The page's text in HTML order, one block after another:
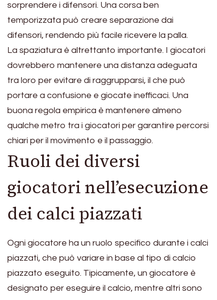
sorprendere i difensori. Una corsa ben
temporizzata può creare separazione dai
difensori, rendendo più facile ricevere la palla.
La spaziatura è altrettanto importante. I giocatori
dovrebbero mantenere una distanza adeguata
tra loro per evitare di raggrupparsi, il che può
portare a confusione e giocate inefficaci. Una
buona regola empirica è mantenere almeno
qualche metro tra i giocatori per garantire percorsi
chiari per il movimento e il passaggio.
Ruoli dei diversi
giocatori nell’esecuzione
dei calci piazzati
Ogni giocatore ha un ruolo specifico durante i calci
piazzati, che può variare in base al tipo di calcio
piazzato eseguito. Tipicamente, un giocatore è
designato per eseguire il calcio, mentre altri sono